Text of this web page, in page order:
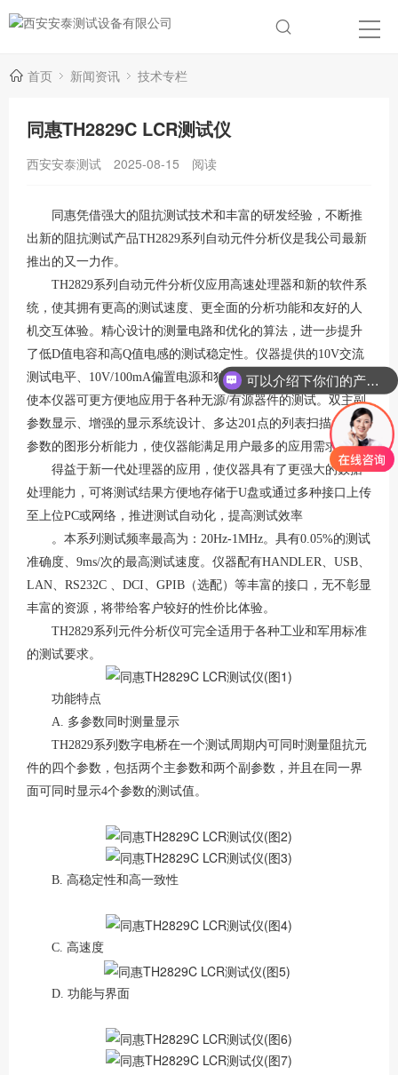
首页 新闻资讯 技术专栏
同惠TH2829C LCR测试仪
西安安泰测试 2025-08-15 阅读
同惠凭借强大的阻抗测试技术和丰富的研发经验，不断推
出新的阻抗测试产品TH2829系列自动元件分析仪是我公司最新
推出的又一力作。
TH2829系列自动元件分析仪应用高速处理器和新的软件系
统，使其拥有更高的测试速度、更全面的分析功能和友好的人
机交互体验。精心设计的测量电路和优化的算法，进一步提升
了低D值电容和高Q值电感的测试稳定性。仪器提供的10V交流
测试电平、10V/100mA偏置电源和独立的10V/50mA DC电源，
使本仪器可更方便地应用于各种无源/有源器件的测试。双主副
参数显示、增强的显示系统设计、多达201点的列表扫描、多种
参数的图形分析能力，使仪器能满足用户最多的应用需求。
得益于新一代处理器的应用，使仪器具有了更强大的数据
处理能力，可将测试结果方便地存储于U盘或通过多种接口上传
至上位PC或网络，推进测试自动化，提高测试效率
。本系列测试频率最高为：20Hz-1MHz。具有0.05%的测试
准确度、9ms/次的最高测试速度。仪器配有HANDLER、USB、
LAN、RS232C 、DCI、GPIB（选配）等丰富的接口，无不彰显
丰富的资源，将带给客户较好的性价比体验。
TH2829系列元件分析仪可完全适用于各种工业和军用标准
的测试要求。
功能特点
A. 多参数同时测量显示
TH2829系列数字电桥在一个测试周期内可同时测量阻抗元
件的四个参数，包括两个主参数和两个副参数，并且在同一界
面可同时显示4个参数的测试值。
B. 高稳定性和高一致性
C. 高速度
D. 功能与界面
可以介绍下你们的产品么？